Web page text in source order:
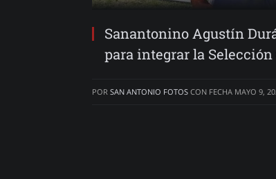
Sanantonino Agustín
para integrar la
POR SAN ANTONIO FOTOS CON FECHA MAYO 9,